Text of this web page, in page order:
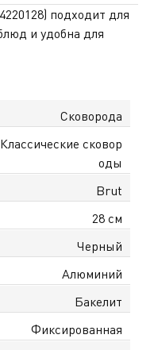
подходит для
и удобна для
на семью. Диаметр
пространства для
Корпус
который
по всей
с эффектом
с минимальным
уход за посудой.
определить
температуры для
совместима с
решением
Сковорода
Классические сковор
оды
Brut
28 см
Черный
Алюминий
Бакелит
Фиксированная